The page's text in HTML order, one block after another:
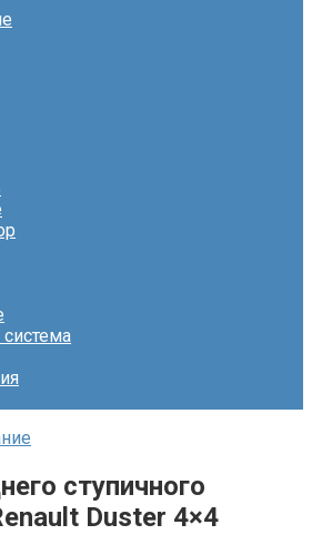
ступичного
Duster 4×4